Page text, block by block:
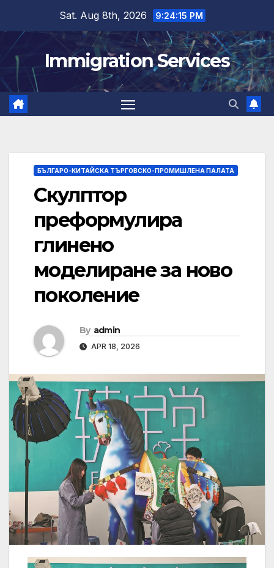
content
Sat. Aug 8th, 2026 9:24:15 PM
Immigration Services
БЪЛГАРО-КИТАЙСКА ТЪРГОВСКО-ПРОМИШЛЕНА ПАЛАТА
Скулптор
преформулира
глинено
моделиране за ново
поколение
By admin
APR 18, 2026